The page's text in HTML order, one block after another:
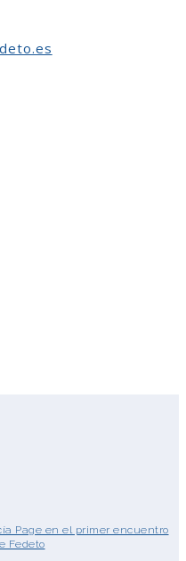
Page en el primer encuentro
Fedeto